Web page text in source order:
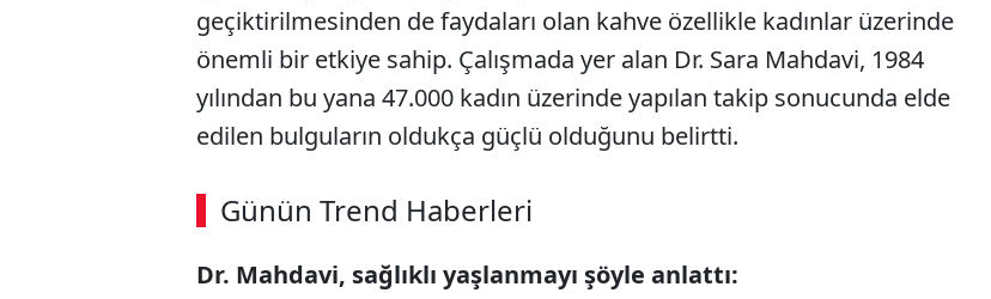
geçiktirilmesinden de faydaları olan kahve özellikle kadınlar üzerinde
önemli bir etkiye sahip. Çalışmada yer alan Dr. Sara Mahdavi, 1984
yılından bu yana 47.000 kadın üzerinde yapılan takip sonucunda elde
edilen bulguların oldukça güçlü olduğunu belirtti.
Günün Trend Haberleri
Dr. Mahdavi, sağlıklı yaşlanmayı şöyle anlattı: